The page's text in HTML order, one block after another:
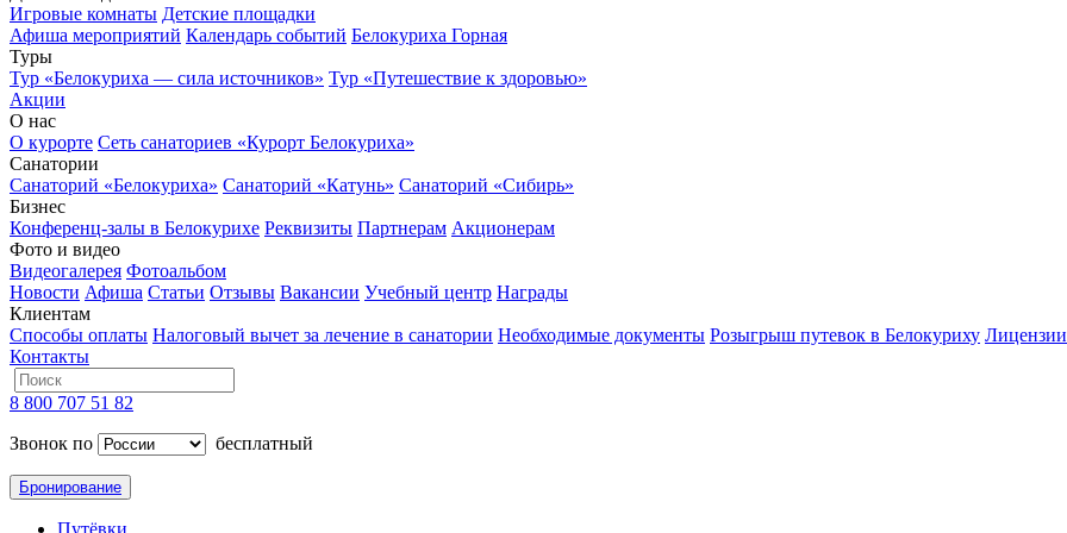
Игровые комнаты Детские площадки
Афиша мероприятий Календарь событий Белокуриха Горная
Туры
Тур «Белокуриха — сила источников» Тур «Путешествие к здоровью»
Акции
О нас
О курорте Сеть санаториев «Курорт Белокуриха»
Санатории
Санаторий «Белокуриха» Санаторий «Катунь» Санаторий «Сибирь»
Бизнес
Конференц-залы в Белокурихе Реквизиты Партнерам Акционерам
Фото и видео
Видеогалерея Фотоальбом
Новости Афиша Статьи Отзывы Вакансии Учебный центр Награды
Клиентам
Способы оплаты Налоговый вычет за лечение в санатории Необходимые документы Розыгрыш путевок в Белокуриху
Контакты
8 800 707 51 82
Звонок по
бесплатный
Бронирование
Путёвки